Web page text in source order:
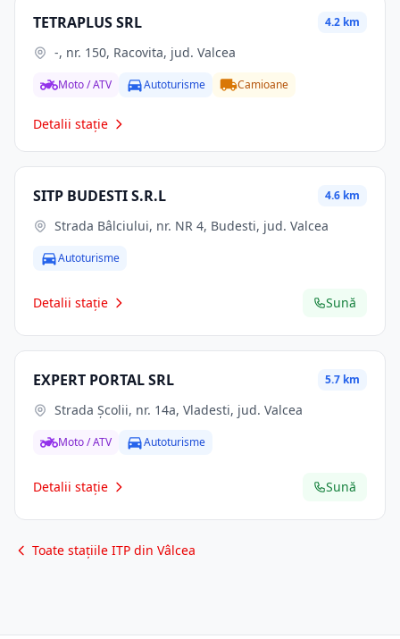
TETRAPLUS SRL 4.2 km
-, nr. 150, Racovita, jud. Valcea
Moto / ATV Autoturisme Camioane
Detalii stație
SITP BUDESTI S.R.L 4.6 km
Strada Bâlciului, nr. NR 4, Budesti, jud. Valcea
Autoturisme
Detalii stație Sună
EXPERT PORTAL SRL 5.7 km
Strada Școlii, nr. 14a, Vladesti, jud. Valcea
Moto / ATV Autoturisme
Detalii stație Sună
Toate stațiile ITP din Vâlcea